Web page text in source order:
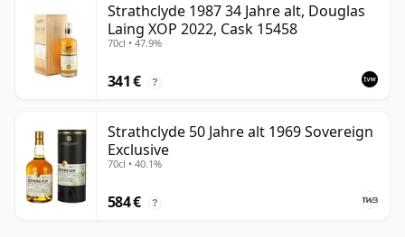
Strathclyde 1987 34 Jahre alt, Douglas
Laing XOP 2022, Cask 15458
70cl • 47.9%
341 € ?
Strathclyde 50 Jahre alt 1969 Sovereign
Exclusive
70cl • 40.1%
584 € ?